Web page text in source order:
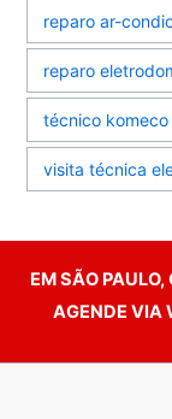
reparo ar-
reparo
técnico komeco
visita técnica
EM SÃO
AGENDE VIA